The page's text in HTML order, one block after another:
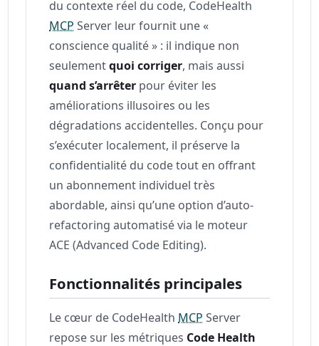
du contexte réel du code, CodeHealth
MCP Server leur fournit une «
conscience qualité » : il indique non
seulementquoi corriger, mais aussi
quand s’arrêter pour éviter les
améliorations illusoires ou les
dégradations accidentelles. Conçu pour
s’exécuter localement, il préserve la
confidentialité du code tout en offrant
un abonnement individuel très
abordable, ainsi qu’une option d’auto-
refactoring automatisé via le moteur
ACE (Advanced Code Editing).
Fonctionnalités principales
Le cœur de CodeHealth MCP Server
repose sur les métriques Code Health